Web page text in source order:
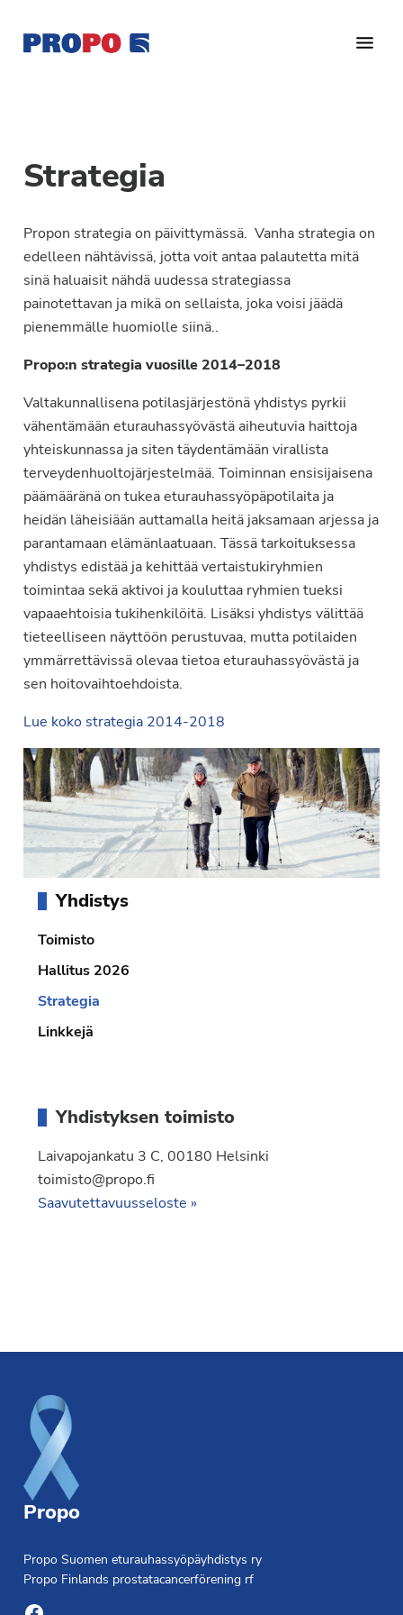
pääsisältöön
ensisijaiseen
sivupalkkiin
alatunnisteeseen
Suomen
eturauhassyöpäyhdistys
Ry
potilasjärjestö,
joka
perustettu
vuonna
1997.
Yhdistys
on
Syöpäyhdistyksen
jäsenjärjestö.
Strategia
Propon strategia on päivittymässä. Vanha strategia on
edelleen nähtävissä, jotta voit antaa palautetta mitä
sinä haluaisit nähdä uudessa strategiassa
painotettavan ja mikä on sellaista, joka voisi jäädä
pienemmälle huomiolle siinä..
Propo:n strategia vuosille 2014–2018
Valtakunnallisena potilasjärjestönä yhdistys pyrkii
vähentämään eturauhassyövästä aiheutuvia haittoja
yhteiskunnassa ja siten täydentämään virallista
terveydenhuoltojärjestelmää. Toiminnan ensisijaisena
päämääränä on tukea eturauhassyöpäpotilaita ja
heidän läheisiään auttamalla heitä jaksamaan arjessa ja
parantamaan elämänlaatuaan. Tässä tarkoituksessa
yhdistys edistää ja kehittää vertaistukiryhmien
toimintaa sekä aktivoi ja kouluttaa ryhmien tueksi
vapaaehtoisia tukihenkilöitä. Lisäksi yhdistys välittää
tieteelliseen näyttöön perustuvaa, mutta potilaiden
ymmärrettävissä olevaa tietoa eturauhassyövästä ja
sen hoitovaihtoehdoista.
Lue koko strategia 2014-2018
Ensisijainen
sivupalkki
Yhdistys
Toimisto
Hallitus 2026
Strategia
Linkkejä
Yhdistyksen toimisto
Laivapojankatu 3 C, 00180 Helsinki
toimisto@propo.fi
Saavutettavuusseloste »
Propo
Propo Suomen eturauhassyöpäyhdistys ry
Propo Finlands prostatacancerförening rf